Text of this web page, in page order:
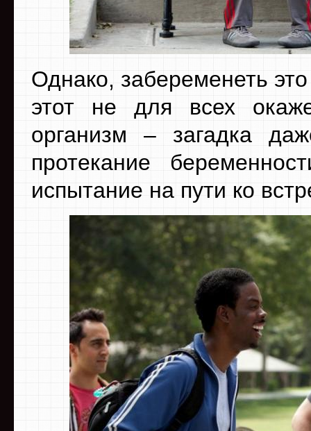
Однако, забеременеть
этот не для всех
организм – загадка
протекание
испытание на пути ко